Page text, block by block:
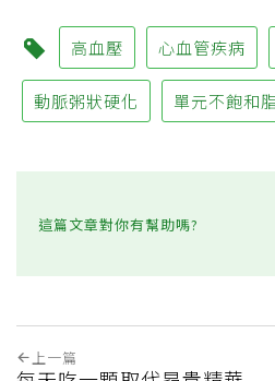
高血壓 心血管疾病
動脈粥狀硬化 單元不飽和
這篇文章對你有幫助嗎?
上一篇